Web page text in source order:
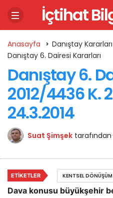
İçtihat
Anasayfa
Danıştay Kararları
Danıştay 6. Dairesi Kararları
Danıştay 6.
2012/4436 K.
24.3.2014
Suat Şimşek tarafından
Dava konusu büyükşehir
ETIKETLER KENTSEL